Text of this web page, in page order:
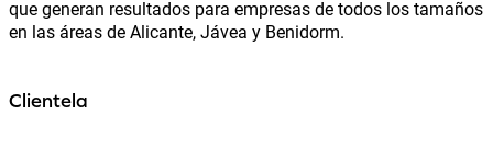
que generan resultados para empresas de todos los tamaños
en las áreas de Alicante, Jávea y Benidorm.
Clientela